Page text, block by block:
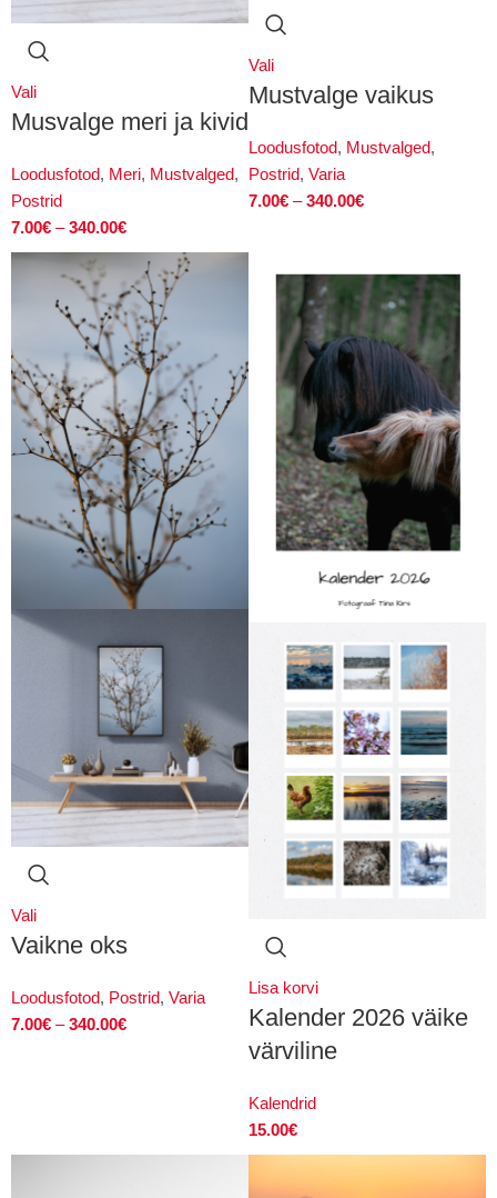
Vali
Musvalge meri ja kivid
Loodusfotod, Meri, Mustvalged,
Postrid
7.00€ – 340.00€
Vali
Mustvalge vaikus
Loodusfotod, Mustvalged,
Postrid, Varia
7.00€ – 340.00€
Vali
Vaikne oks
Loodusfotod, Postrid, Varia
7.00€ – 340.00€
Lisa korvi
Kalender 2026 väike
värviline
Kalendrid
15.00€